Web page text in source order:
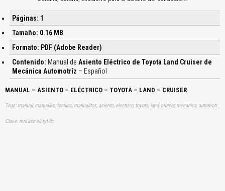
Páginas: 1
Tamaño: 0.16 MB
Formato: PDF (Adobe Reader)
Contenido: Manual de Asiento Eléctrico de Toyota Land Cruiser de
Mecánica Automotríz – Español
MANUAL – ASIENTO – ELÉCTRICO – TOYOTA – LAND – CRUISER
Tags: manual, manuales, tecnico, manualitos, asiento, electrico, toyota, land, cruiser, mecanica, automotriz, aprender, descargas
Clave: mnl asn elt tyt tlc